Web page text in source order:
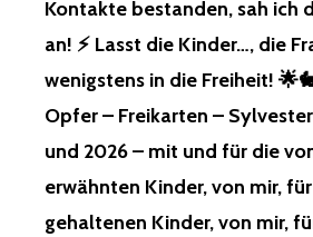
️ Z
CH H
ÄTTE N
EN I
CH F
ÖNNTE! ⚡
️ I
Kontakte bestanden, sah ich
an! ⚡️ Lasst die Kinder…, die
wenigstens in die Freiheit!
Opfer – Freikarten –
und 2026 – mit und für die
erwähnten Kinder, von mir,
gehaltenen Kinder, von mir,